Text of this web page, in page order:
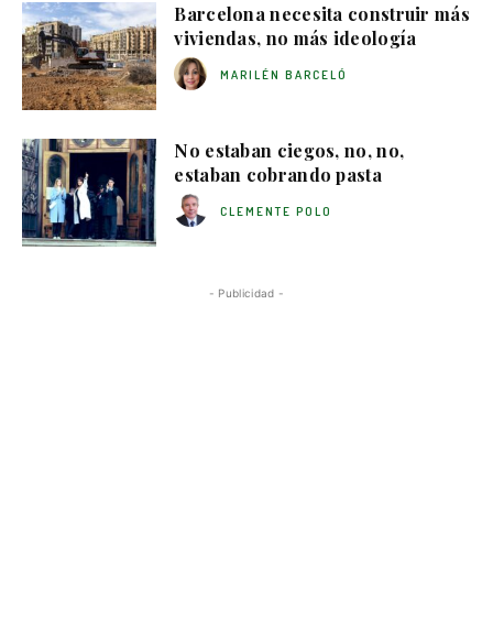
Barcelona necesita construir más
viviendas, no más ideología
MARILÉN BARCELÓ
No estaban ciegos, no, no,
estaban cobrando pasta
CLEMENTE POLO
- Publicidad -